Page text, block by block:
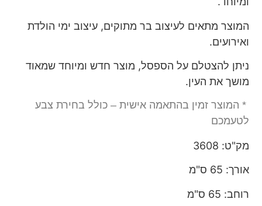
המוצר מתאים לעיצוב בר מתוקים, עיצוב ימי הולדת
ואירועים.
ניתן להצטלם על הספסל, מוצר חדש ומיוחד שמאוד
מושך את העין.
* המוצר זמין בהתאמה אישית – כולל בחירת צבע
לטעמכם
מק"ט: 3608
אורך: 65 ס"מ
רוחב: 65 ס"מ